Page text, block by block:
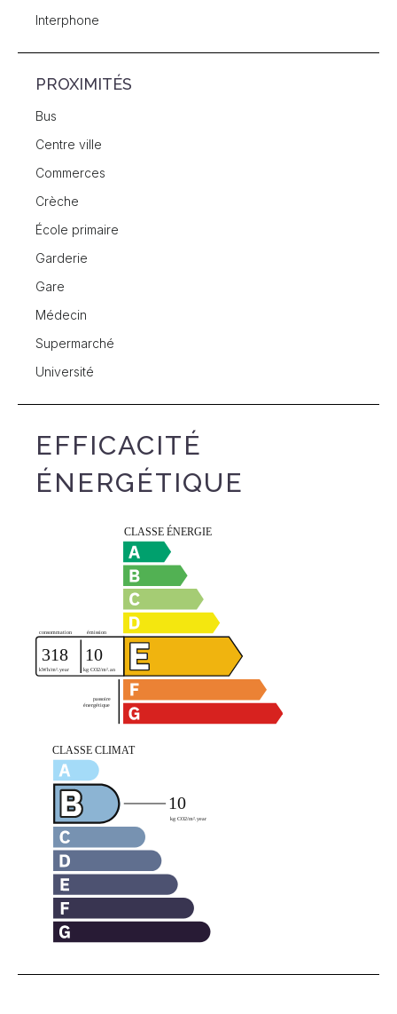
Interphone
PROXIMITÉS
Bus
Centre ville
Commerces
Crèche
École primaire
Garderie
Gare
Médecin
Supermarché
Université
EFFICACITÉ
ÉNERGÉTIQUE